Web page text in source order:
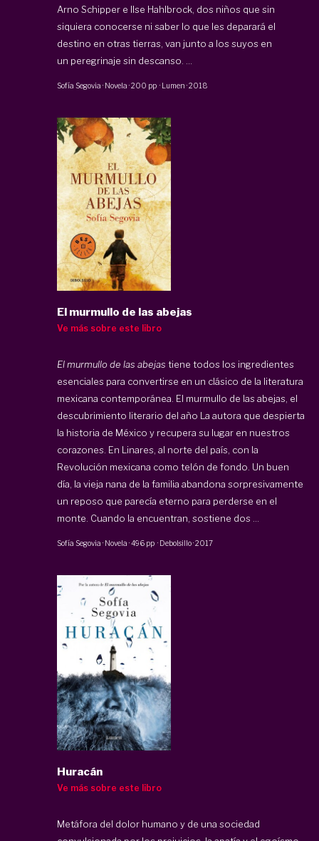
Arno Schipper e Ilse Hahlbrock, dos niños que sin
siquiera conocerse ni saber lo que les deparará el
destino en otras tierras, van junto a los suyos en
un peregrinaje sin descanso. ...
Sofía Segovia · Novela ·200 pp · Lumen ·2018
El murmullo de las abejas
Ve más sobre este libro
El murmullo de las abejas tiene todos los ingredientes
esenciales para convertirse en un clásico de la literatura
mexicana contemporánea. El murmullo de las abejas, el
descubrimiento literario del año La autora que despierta
la historia de México y recupera su lugar en nuestros
corazones. En Linares, al norte del país, con la
Revolución mexicana como telón de fondo. Un buen
día, la vieja nana de la familia abandona sorpresivamente
un reposo que parecía eterno para perderse en el
monte. Cuando la encuentran, sostiene dos ...
Sofía Segovia · Novela ·496 pp · Debolsillo·2017
Huracán
Ve más sobre este libro
Metáfora del dolor humano y de una sociedad